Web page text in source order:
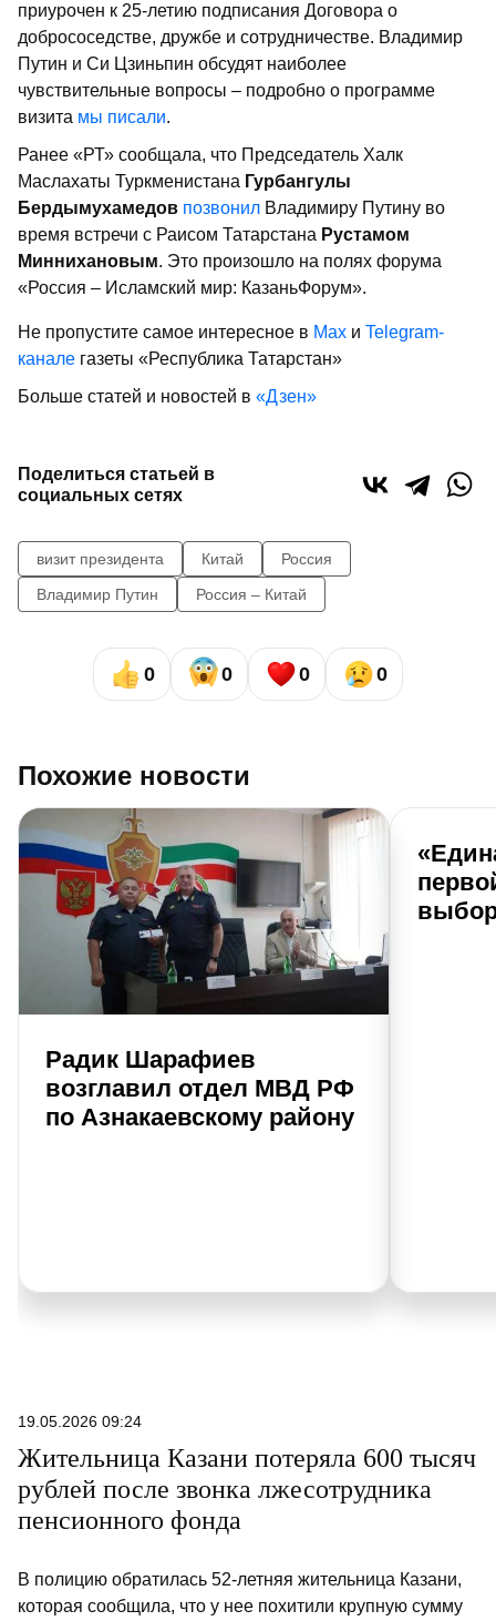
приурочен к 25-летию подписания Договора о
добрососедстве, дружбе и сотрудничестве. Владимир
Путин и Си Цзиньпин обсудят наиболее
чувствительные вопросы – подробно о программе
визита мы писали.
Ранее «РТ» сообщала, что Председатель Халк
Маслахаты Туркменистана Гурбангулы
Бердымухамедов позвонил Владимиру Путину во
время встречи с Раисом Татарстана Рустамом
Миннихановым. Это произошло на полях форума
«Россия – Исламский мир: КазаньФорум».
Не пропустите самое интересное в Max и Telegram-
канале газеты «Республика Татарстан»
Больше статей и новостей в «Дзен»
Поделиться статьей в
социальных сетях
визит президента Китай
Россия
Владимир Путин
Россия – Китай
0 0 0 0
Похожие новости
Радик Шарафиев
возглавил отдел МВД РФ
по Азнакаевскому району
19.05.2026 09:24
Жительница Казани потеряла 600 тысяч
рублей после звонка лжесотрудника
пенсионного фонда
В полицию обратилась 52-летняя жительница Казани,
которая сообщила, что у нее похитили крупную сумму